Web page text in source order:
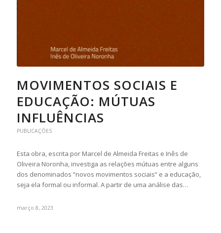
MOVIMENTOS SOCIAIS E
EDUCAÇÃO: MÚTUAS
INFLUÊNCIAS
PUBLICAÇÕES
Esta obra, escrita por Marcel de Almeida Freitas e Inês de
Oliveira Noronha, investiga as relações mútuas entre alguns
dos denominados “novos movimentos sociais” e a educação,
seja ela formal ou informal. A partir de uma análise das…
março 8, 2023